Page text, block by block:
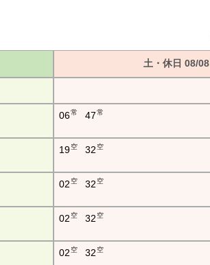
土・休日 08/08
06常 47常
19空 32 空
02 空 32 空
02 空 32 空
02 空 32 空